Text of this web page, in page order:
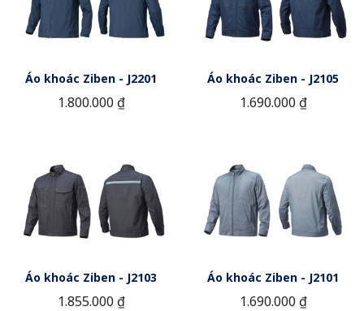
Áo khoác Ziben - J2201
1.800.000 ₫
Áo khoác Ziben - J2105
1.690.000 ₫
Áo khoác Ziben - J2103
1.855.000 ₫
Áo khoác Ziben - J2101
1.690.000 ₫